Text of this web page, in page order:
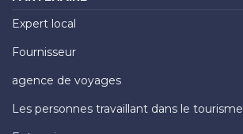
Expert local
Fournisseur
agence de voyages
Les personnes travaillant dans le tourisme